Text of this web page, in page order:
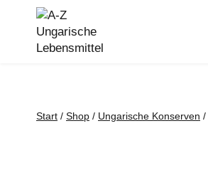
springen
Start / Shop / Ungarische Konserven /